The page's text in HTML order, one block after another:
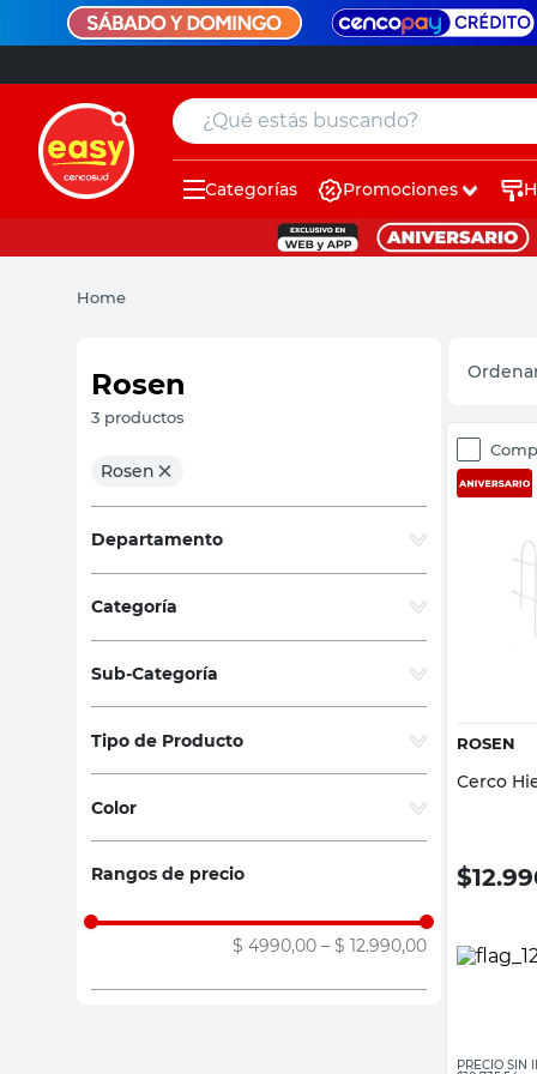
¿Qué estás buscando?
Categorías Promociones
Home
Rosen
3 productos
Rosen
Departamento
Categoría
Sub-Categoría
Tipo de Producto
Color
Verde
Rangos de precio
$ 4990,00 – $ 12.990,00
ROSEN
Cerco
$
PRECIO SIN
muebles
sillas